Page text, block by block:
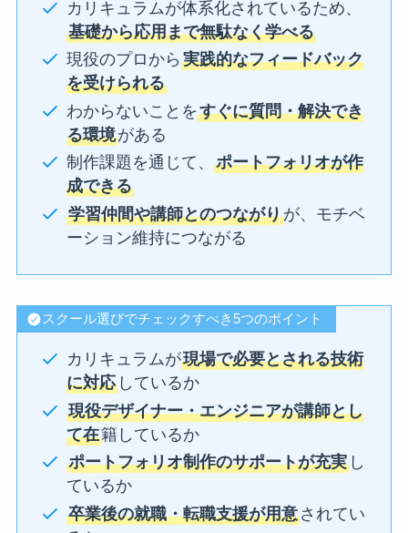
カリキュラムが体系化されているため、
基礎から応用まで無駄なく学べる
現役のプロから 実践的なフィードバック
を受けられる
わからないことをすぐに質問・解決でき
る環境がある
制作課題を通じて、 ポートフォリオが作
成できる
学習仲間や講師とのつながりが、モチベ
ーション維持につながる
スクール選びでチェックすべき5つのポイント
カリキュラムが現場で必要とされる技術
に対応しているか
現役デザイナー・エンジニアが講師とし
て在籍しているか
ポートフォリオ制作のサポートが充実し
ているか
卒業後の就職・転職支援が用意されてい